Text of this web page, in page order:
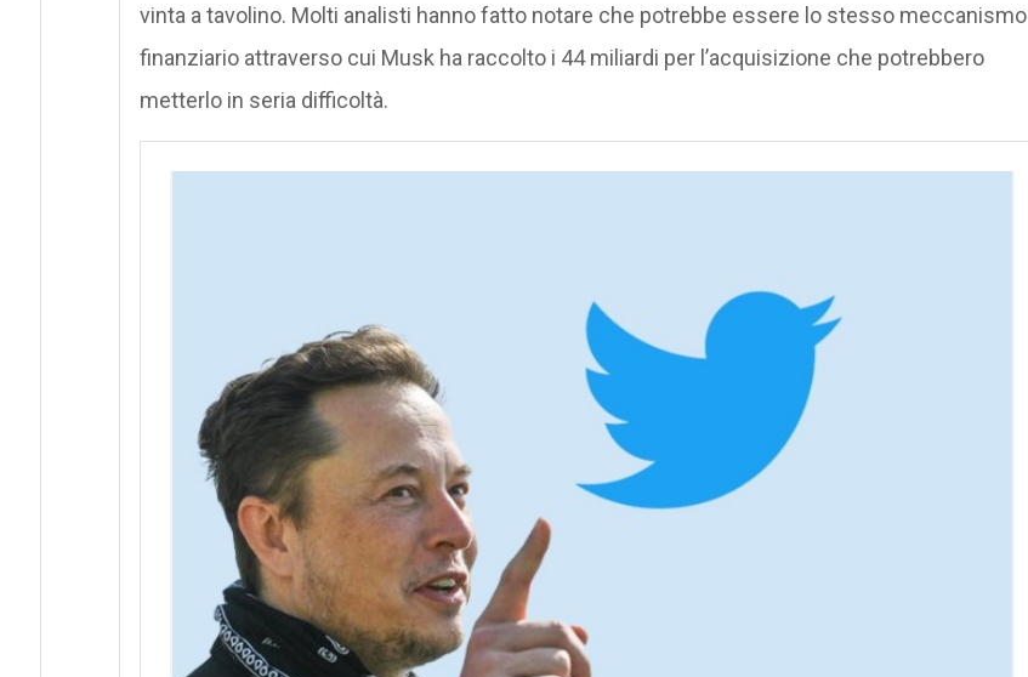
vinta a tavolino. Molti analisti hanno fatto notare che potrebbe essere lo stesso meccanismo
finanziario attraverso cui Musk ha raccolto i 44 miliardi per l’acquisizione che potrebbero
metterlo in seria difficoltà.